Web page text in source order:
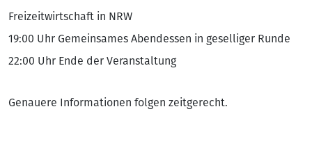
Freizeitwirtschaft in NRW
19:00 Uhr Gemeinsames Abendessen in geselliger Runde
22:00 Uhr Ende der Veranstaltung
Genauere Informationen folgen zeitgerecht.